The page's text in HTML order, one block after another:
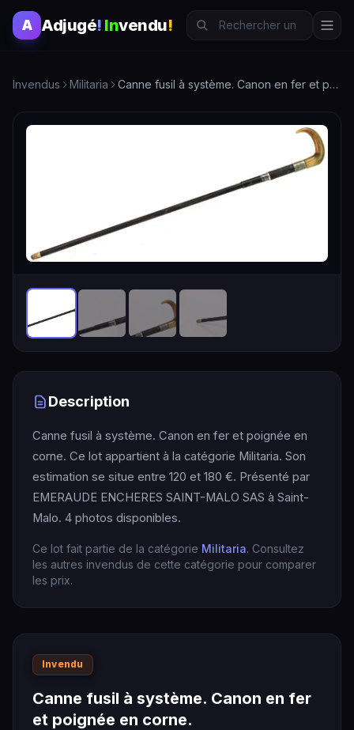
A Adjugé! Invendu!
Invendus Militaria Canne fusil à système. Canon en fer et poignée en corne.
Description
Canne fusil à système. Canon en fer et poignée en
corne. Ce lot appartient à la catégorie Militaria. Son
estimation se situe entre 120 et 180 €. Présenté par
EMERAUDE ENCHERES SAINT-MALO SAS à Saint-
Malo. 4 photos disponibles.
Ce lot fait partie de la catégorie Militaria. Consultez
les autres invendus de cette catégorie pour comparer
les prix.
Invendu
Canne fusil à système. Canon en fer
et poignée en corne.